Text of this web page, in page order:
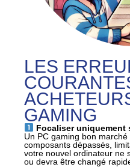
LES
GAMING
Focaliser uniquement
Un PC gaming bon
composants dépassés,
votre nouvel ordinateur ne
ou devra être changé